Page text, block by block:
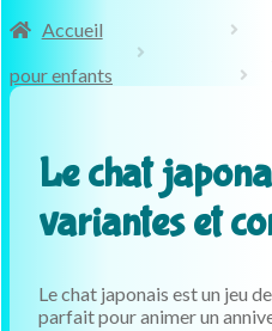
Accueil
pour enfants
Le chat
variantes et
Le chat japonais est un jeu
parfait pour animer un